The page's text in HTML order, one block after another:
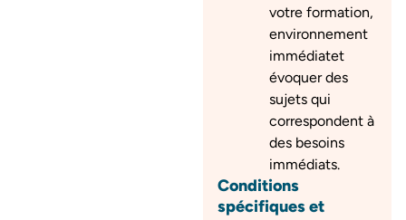
votre formation,
environnement
immédiatet
évoquer des
sujets qui
correspondent à
des besoins
immédiats.
Conditions
spécifiques et